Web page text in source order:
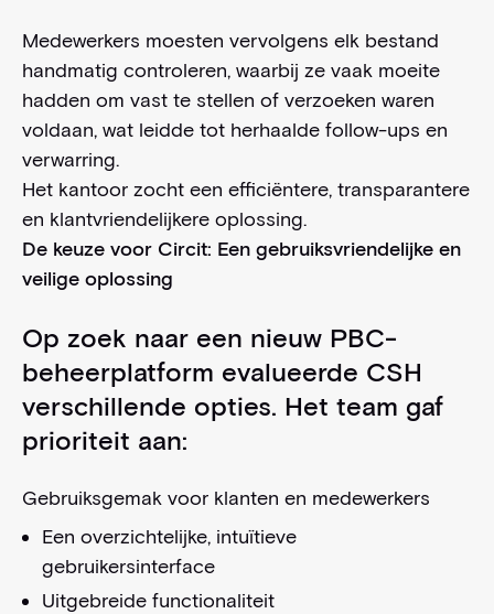
Medewerkers moesten vervolgens elk bestand
handmatig controleren, waarbij ze vaak moeite
hadden om vast te stellen of verzoeken waren
voldaan, wat leidde tot herhaalde follow-ups en
verwarring.
Het kantoor zocht een efficiëntere, transparantere
en klantvriendelijkere oplossing.
De keuze voor Circit: Een gebruiksvriendelijke en
veilige oplossing
Op zoek naar een nieuw PBC-
beheerplatform evalueerde CSH
verschillende opties. Het team gaf
prioriteit aan:
Gebruiksgemak voor klanten en medewerkers
Een overzichtelijke, intuïtieve
gebruikersinterface
Uitgebreide functionaliteit